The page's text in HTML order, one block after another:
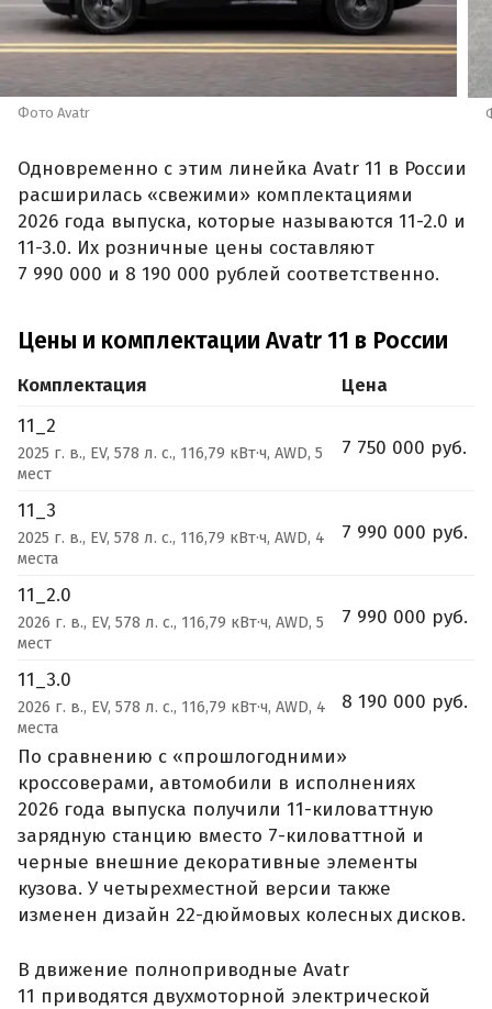
Фото Avatr
Одновременно с этим линейка Avatr 11 в России
расширилась «свежими» комплектациями
2026 года выпуска, которые называются 11-2.0 и
11-3.0. Их розничные цены составляют
7 990 000 и 8 190 000 рублей соответственно.
Цены и комплектации Avatr 11 в России
Комплектация
Цена
11_2
2025 г. в., EV, 578 л. с., 116,79 кВт·ч, AWD, 5
мест
7 750 000 руб.
11_3
2025 г. в., EV, 578 л. с., 116,79 кВт·ч, AWD, 4
места
7 990 000 руб.
11_2.0
2026 г. в., EV, 578 л. с., 116,79 кВт·ч, AWD, 5
мест
7 990 000 руб.
11_3.0
2026 г. в., EV, 578 л. с., 116,79 кВт·ч, AWD, 4
места
8 190 000 руб.
По сравнению с «прошлогодними»
кроссоверами, автомобили в исполнениях
2026 года выпуска получили 11-киловаттную
зарядную станцию вместо 7-киловаттной и
черные внешние декоративные элементы
кузова. У четырехместной версии также
изменен дизайн 22-дюймовых колесных дисков.
В движение полноприводные Avatr
11 приводятся двухмоторной электрической